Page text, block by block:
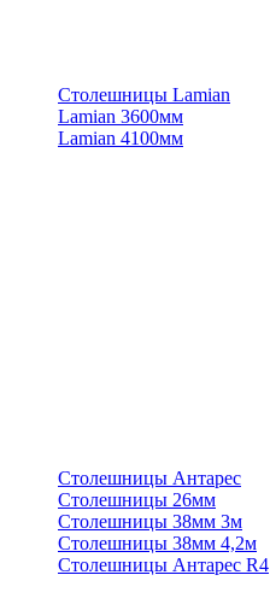
Столешницы Lamian
Lamian 3600мм
Lamian 4100мм
Столешницы Антарес
Столешницы 26мм
Столешницы 38мм 3м
Столешницы 38мм 4,2м
Столешницы Антарес R4